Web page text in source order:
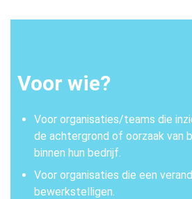
Voor wie?
Voor organisaties/teams die
de achtergrond of oorzaak van
binnen hun bedrijf.
Voor organisaties die een
bewerkstelligen.